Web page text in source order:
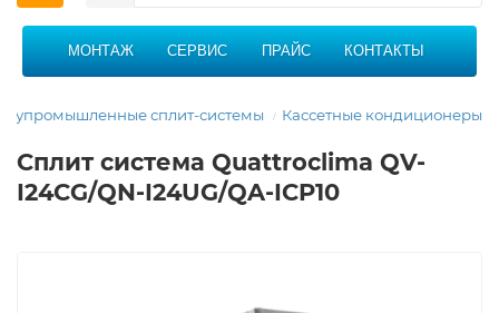
МОНТАЖ СЕРВИС ПРАЙС КОНТАКТЫ
сплит-системы Кассетные кондиционеры
Сплит система Quattroclima QV-
I24CG/QN-I24UG/QA-ICP10